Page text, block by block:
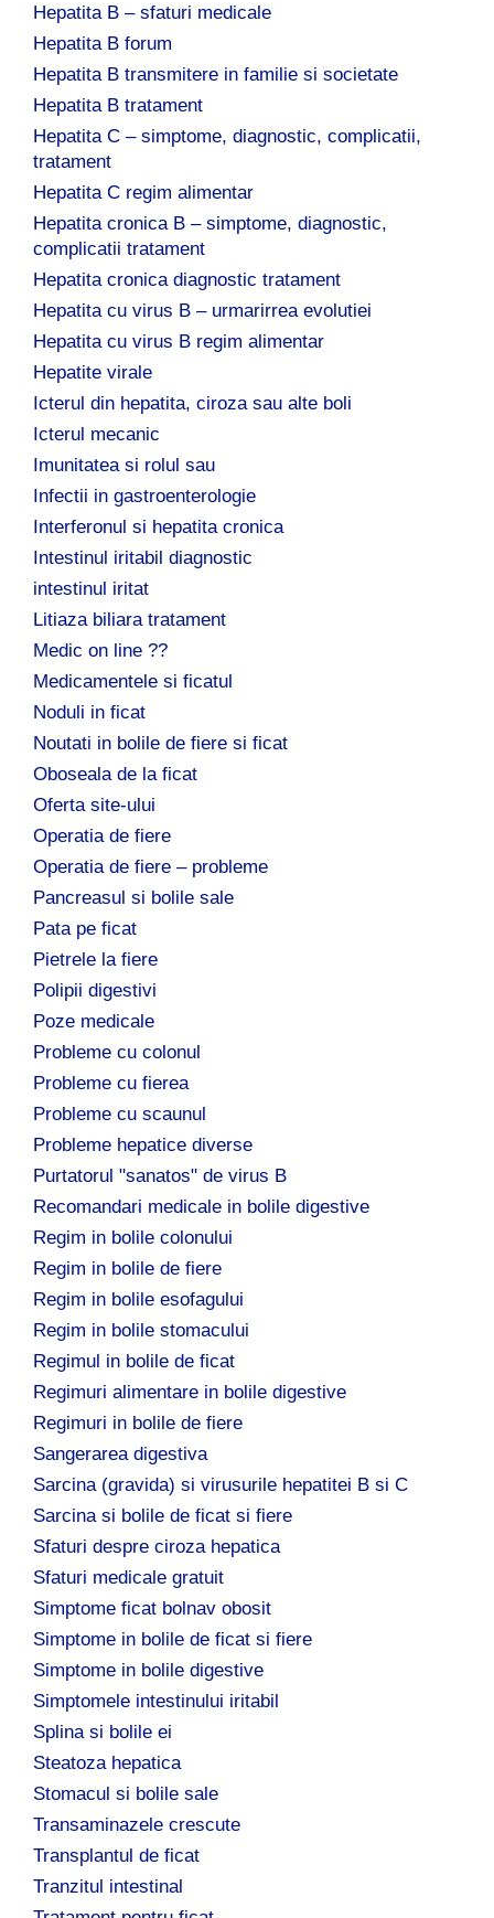
Hepatita B – sfaturi medicale
Hepatita B forum
Hepatita B transmitere in familie si societate
Hepatita B tratament
Hepatita C – simptome, diagnostic, complicatii,
tratament
Hepatita C regim alimentar
Hepatita cronica B – simptome, diagnostic,
complicatii tratament
Hepatita cronica diagnostic tratament
Hepatita cu virus B – urmarirrea evolutiei
Hepatita cu virus B regim alimentar
Hepatite virale
Icterul din hepatita, ciroza sau alte boli
Icterul mecanic
Imunitatea si rolul sau
Infectii in gastroenterologie
Interferonul si hepatita cronica
Intestinul iritabil diagnostic
intestinul iritat
Litiaza biliara tratament
Medic on line ??
Medicamentele si ficatul
Noduli in ficat
Noutati in bolile de fiere si ficat
Oboseala de la ficat
Oferta site-ului
Operatia de fiere
Operatia de fiere – probleme
Pancreasul si bolile sale
Pata pe ficat
Pietrele la fiere
Polipii digestivi
Poze medicale
Probleme cu colonul
Probleme cu fierea
Probleme cu scaunul
Probleme hepatice diverse
Purtatorul "sanatos" de virus B
Recomandari medicale in bolile digestive
Regim in bolile colonului
Regim in bolile de fiere
Regim in bolile esofagului
Regim in bolile stomacului
Regimul in bolile de ficat
Regimuri alimentare in bolile digestive
Regimuri in bolile de fiere
Sangerarea digestiva
Sarcina (gravida) si virusurile hepatitei B si C
Sarcina si bolile de ficat si fiere
Sfaturi despre ciroza hepatica
Sfaturi medicale gratuit
Simptome ficat bolnav obosit
Simptome in bolile de ficat si fiere
Simptome in bolile digestive
Simptomele intestinului iritabil
Splina si bolile ei
Steatoza hepatica
Stomacul si bolile sale
Transaminazele crescute
Transplantul de ficat
Tranzitul intestinal